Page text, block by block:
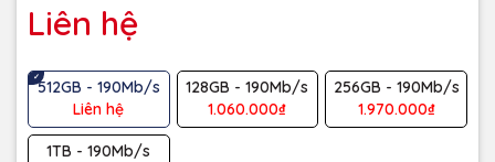
Liên hệ
512GB - 190Mb/s
Liên hệ
128GB - 190Mb/s
1.060.000₫
256GB - 190Mb/s
1.970.000₫
1TB - 190Mb/s